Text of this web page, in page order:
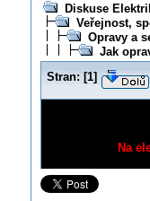
Diskuse
Veřejnost,
Opravy a
Jak
Stran: [1]
Na